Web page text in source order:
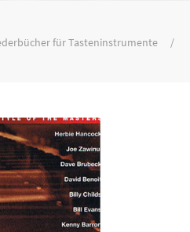
für Tasteninstrumente